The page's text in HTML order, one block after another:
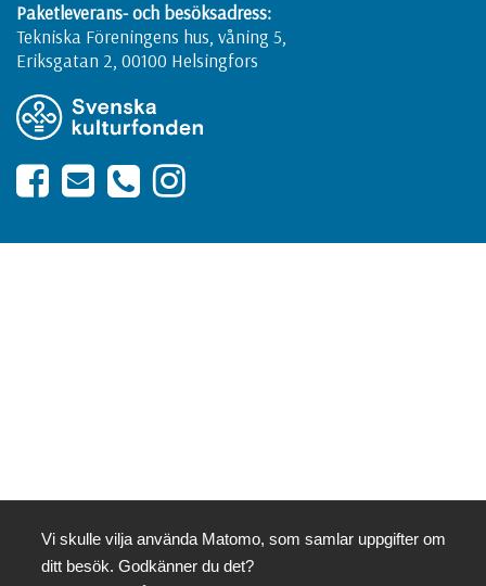
Paketleverans- och besöksadress:
Tekniska Föreningens hus, våning 5,
Eriksgatan 2, 00100 Helsingfors
Vi skulle vilja använda Matomo, som samlar uppgifter om
ditt besök. Godkänner du det?